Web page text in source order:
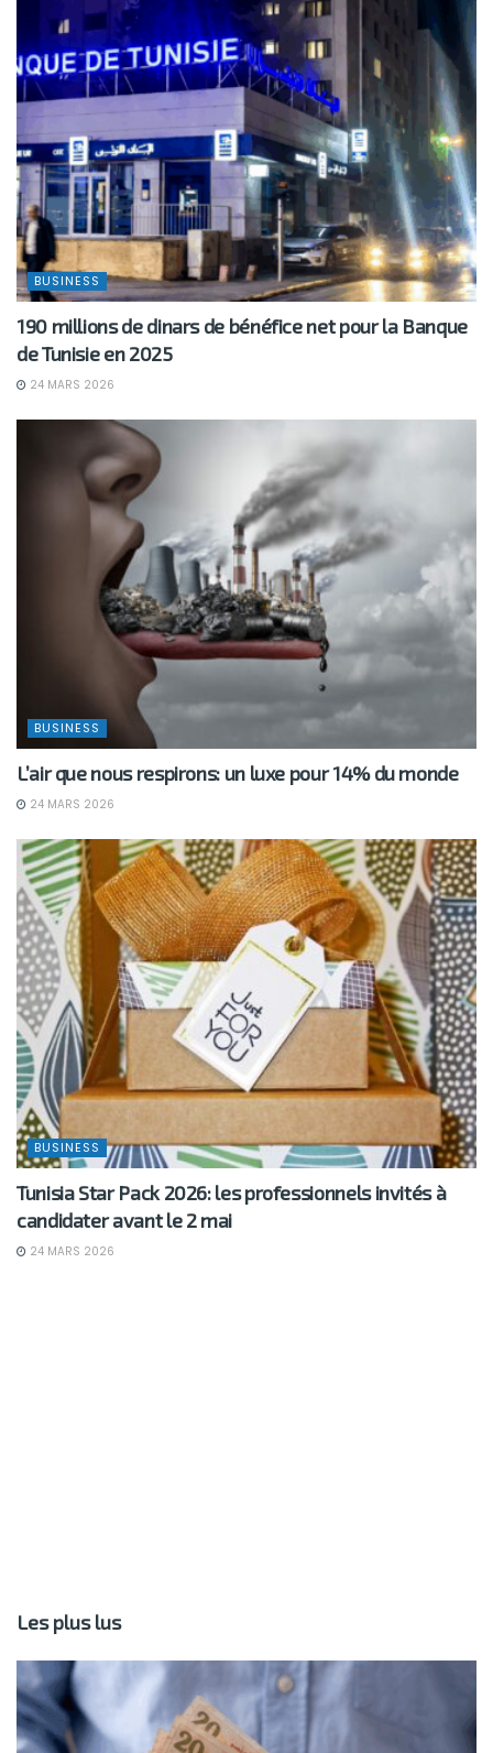
BUSINESS
190 millions de dinars de bénéfice net pour la Banque
de Tunisie en 2025
24 MARS 2026
BUSINESS
L’air que nous respirons: un luxe pour 14% du monde
24 MARS 2026
BUSINESS
Tunisia Star Pack 2026: les professionnels invités à
candidater avant le 2 mai
24 MARS 2026
Les plus lus